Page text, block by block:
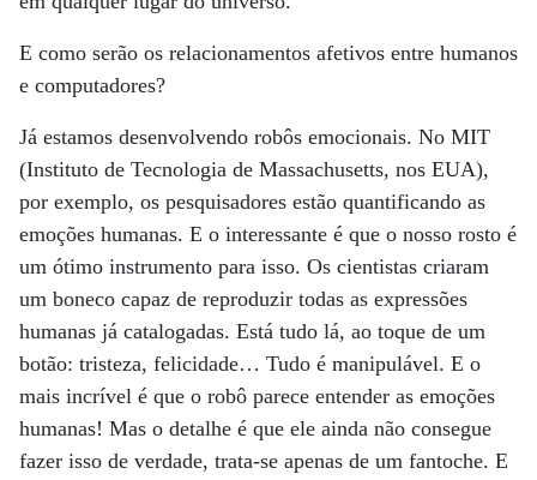
E como serão os relacionamentos afetivos entre humanos
e computadores?
Já estamos desenvolvendo robôs emocionais. No MIT
(Instituto de Tecnologia de Massachusetts, nos EUA),
por exemplo, os pesquisadores estão quantificando as
emoções humanas. E o interessante é que o nosso rosto é
um ótimo instrumento para isso. Os cientistas criaram
um boneco capaz de reproduzir todas as expressões
humanas já catalogadas. Está tudo lá, ao toque de um
botão: tristeza, felicidade… Tudo é manipulável. E o
mais incrível é que o robô parece entender as emoções
humanas! Mas o detalhe é que ele ainda não consegue
fazer isso de verdade, trata-se apenas de um fantoche. E